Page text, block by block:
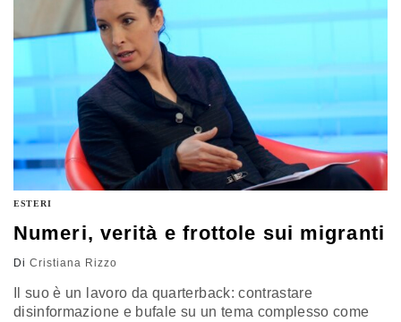
ESTERI
Numeri, verità e frottole sui migranti
Di Cristiana Rizzo
Il suo è un lavoro da quarterback: contrastare
disinformazione e bufale su un tema complesso come